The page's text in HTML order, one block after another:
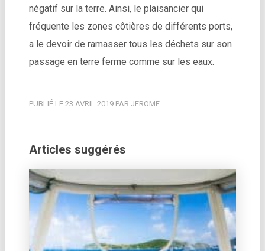
négatif sur la terre. Ainsi, le plaisancier qui
fréquente les zones côtières de différents ports,
a le devoir de ramasser tous les déchets sur son
passage en terre ferme comme sur les eaux.
PUBLIÉ LE 23 AVRIL 2019 PAR JEROME
Articles suggérés